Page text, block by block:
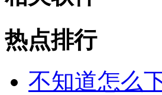
热点排行
不知道怎么